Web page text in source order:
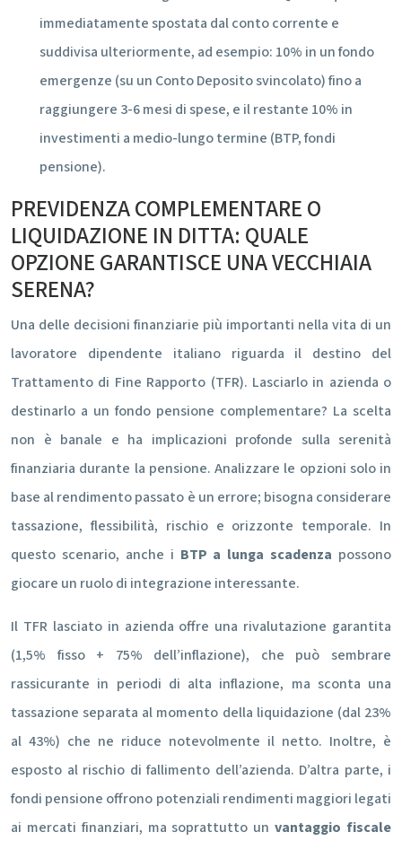
immediatamente spostata dal conto corrente e
suddivisa ulteriormente, ad esempio: 10% in un fondo
emergenze (su un Conto Deposito svincolato) fino a
raggiungere 3-6 mesi di spese, e il restante 10% in
investimenti a medio-lungo termine (BTP, fondi
pensione).
PREVIDENZA COMPLEMENTARE O
LIQUIDAZIONE IN DITTA: QUALE
OPZIONE GARANTISCE UNA VECCHIAIA
SERENA?
Una delle decisioni finanziarie più importanti nella vita di un
lavoratore dipendente italiano riguarda il destino del
Trattamento di Fine Rapporto (TFR). Lasciarlo in azienda o
destinarlo a un fondo pensione complementare? La scelta
non è banale e ha implicazioni profonde sulla serenità
finanziaria durante la pensione. Analizzare le opzioni solo in
base al rendimento passato è un errore; bisogna considerare
tassazione, flessibilità, rischio e orizzonte temporale. In
questo scenario, anche i BTP a lunga scadenza possono
giocare un ruolo di integrazione interessante.
Il TFR lasciato in azienda offre una rivalutazione garantita
(1,5% fisso + 75% dell’inflazione), che può sembrare
rassicurante in periodi di alta inflazione, ma sconta una
tassazione separata al momento della liquidazione (dal 23%
al 43%) che ne riduce notevolmente il netto. Inoltre, è
esposto al rischio di fallimento dell’azienda. D’altra parte, i
fondi pensione offrono potenziali rendimenti maggiori legati
ai mercati finanziari, ma soprattutto unvantaggio fiscale